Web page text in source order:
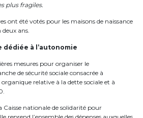
plus fragiles.
ont été votés pour les maisons de naissance
ans.
dédiée à l’autonomie
mesures pour organiser le
de sécurité sociale consacrée à
relative à la dette sociale et à
Caisse nationale de solidarité pour